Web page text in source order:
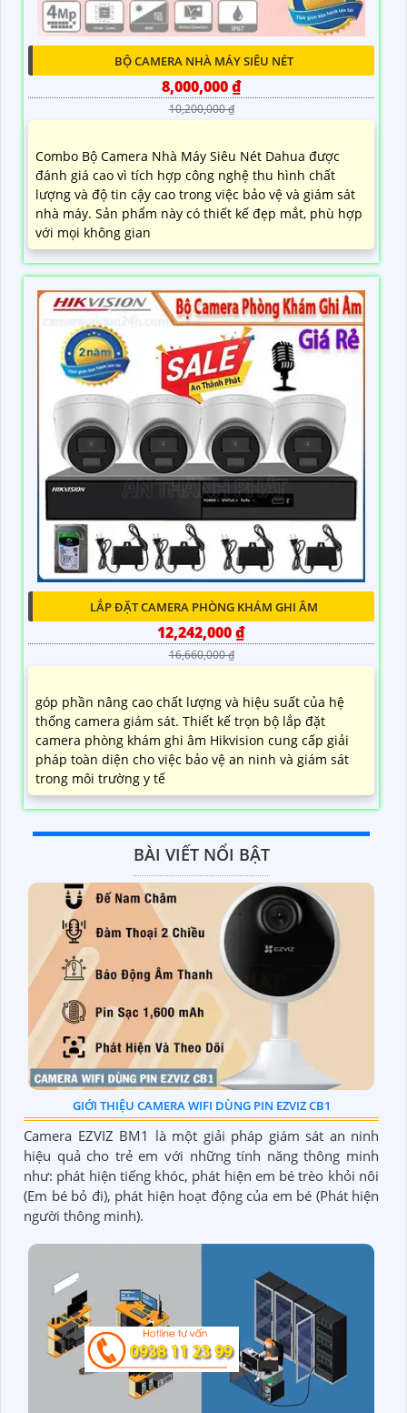
BỘ CAMERA NHÀ MÁY SIÊU NÉT
8,000,000 ₫
10,200,000 ₫
Combo Bộ Camera Nhà Máy Siêu Nét Dahua được
đánh giá cao vì tích hợp công nghệ thu hình chất
lượng và độ tin cậy cao trong việc bảo vệ và giám sát
nhà máy. Sản phẩm này có thiết kế đẹp mắt, phù hợp
với mọi không gian
LẮP ĐẶT CAMERA PHÒNG KHÁM GHI ÂM
12,242,000 ₫
16,660,000 ₫
góp phần nâng cao chất lượng và hiệu suất của hệ
thống camera giám sát. Thiết kế trọn bộ lắp đặt
camera phòng khám ghi âm Hikvision cung cấp giải
pháp toàn diện cho việc bảo vệ an ninh và giám sát
trong môi trường y tế
BÀI VIẾT NỔI BẬT
GIỚI THIỆU CAMERA WIFI DÙNG PIN EZVIZ CB1
Camera EZVIZ BM1 là một giải pháp giám sát an ninh
hiệu quả cho trẻ em với những tính năng thông minh
như: phát hiện tiếng khóc, phát hiện em bé trèo khỏi nôi
(Em bé bỏ đi), phát hiện hoạt động của em bé (Phát hiện
người thông minh).